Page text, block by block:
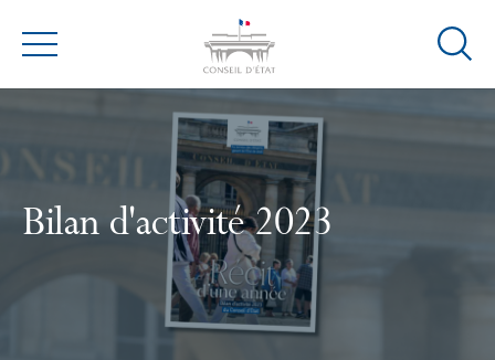
Menu
Ouvrir
Bilan d'activité 2023